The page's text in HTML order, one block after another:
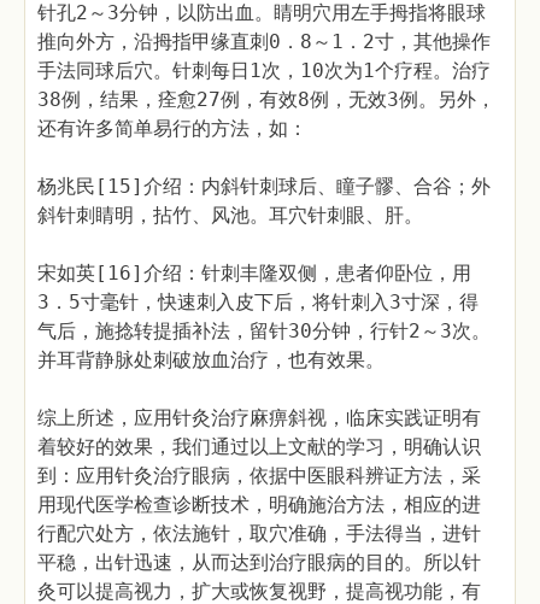
针孔2～3分钟，以防出血。睛明穴用左手拇指将眼球
推向外方，沿拇指甲缘直刺0．8～1．2寸，其他操作
手法同球后穴。针刺每日1次，10次为1个疗程。治疗
38例，结果，痊愈27例，有效8例，无效3例。另外，
还有许多简单易行的方法，如：
杨兆民[15]介绍：内斜针刺球后、瞳子髎、合谷；外
斜针刺睛明，拈竹、风池。耳穴针刺眼、肝。
宋如英[16]介绍：针刺丰隆双侧，患者仰卧位，用
3．5寸毫针，快速刺入皮下后，将针刺入3寸深，得
气后，施捻转提插补法，留针30分钟，行针2～3次。
并耳背静脉处刺破放血治疗，也有效果。
综上所述，应用针灸治疗麻痹斜视，临床实践证明有
着较好的效果，我们通过以上文献的学习，明确认识
到：应用针灸治疗眼病，依据中医眼科辨证方法，采
用现代医学检查诊断技术，明确施治方法，相应的进
行配穴处方，依法施针，取穴准确，手法得当，进针
平稳，出针迅速，从而达到治疗眼病的目的。所以针
灸可以提高视力，扩大或恢复视野，提高视功能，有